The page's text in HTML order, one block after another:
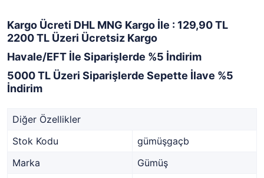
Kargo Ücreti DHL MNG Kargo İle : 129,90 TL
2200 TL Üzeri Ücretsiz Kargo
Havale/EFT İle Siparişlerde %5 İndirim
5000 TL Üzeri Siparişlerde Sepette İlave %5
İndirim
Diğer Özellikler
Stok Kodu
gümüşgaçb
Marka
Gümüş